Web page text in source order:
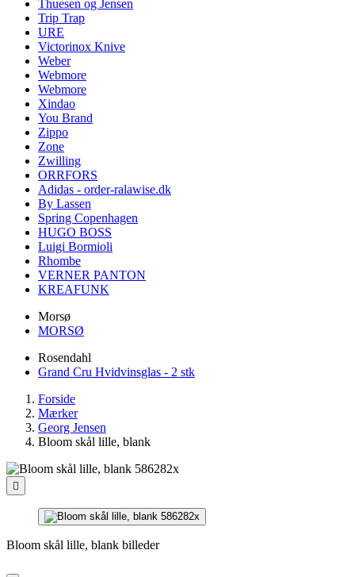
Thuesen og Jensen
Trip Trap
URE
Victorinox Knive
Weber
Webmore
Webmore
Xindao
You Brand
Zippo
Zone
Zwilling
ORRFORS
Adidas - order-ralawise.dk
By Lassen
Spring Copenhagen
HUGO BOSS
Luigi Bormioli
Rhombe
VERNER PANTON
KREAFUNK
Morsø
MORSØ
Rosendahl
Grand Cru Hvidvinsglas - 2 stk
Forside
Mærker
Georg Jensen
Bloom skål lille, blank

Bloom skål lille, blank billeder